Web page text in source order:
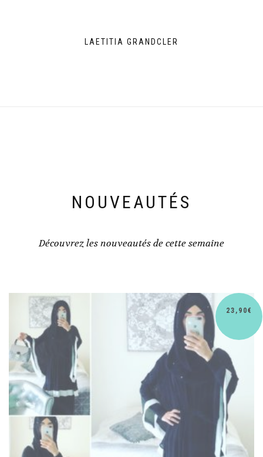
LAETITIA GRANDCLER
NOUVEAUTÉS
Découvrez les nouveautés de cette semaine
30,90€